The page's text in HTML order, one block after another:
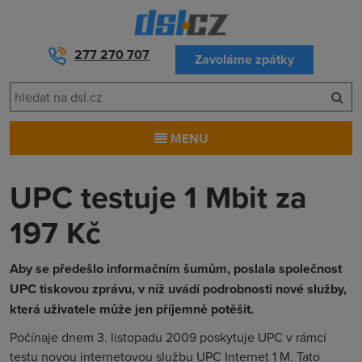
277 270 707 Zavoláme zpátky
MENU
UPC testuje 1 Mbit za
197 Kč
Aby se předešlo informačním šumům, poslala společnost
UPC tiskovou zprávu, v níž uvádí podrobnosti nové služby,
která uživatele může jen příjemně potěšit.
Počínaje dnem 3. listopadu 2009 poskytuje UPC v rámci
testu novou internetovou službu UPC Internet1 M. Tato